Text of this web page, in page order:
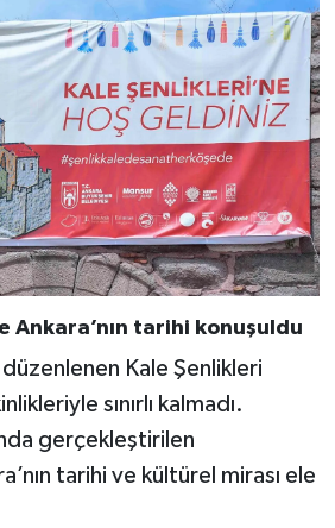
Ankara’nın tarihi konuşuldu
Kale Şenlikleri
sınırlı kalmadı.
gerçekleştirilen
tarihi ve kültürel mirası ele